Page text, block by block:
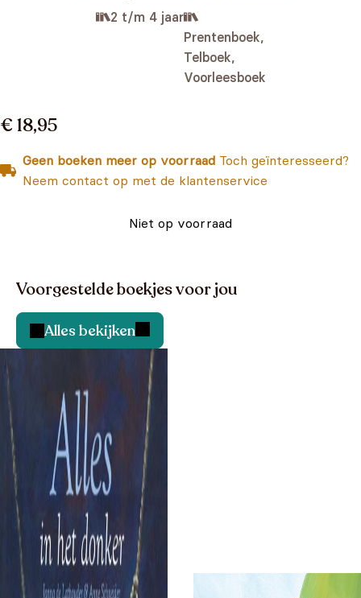
2 t/m 4 jaar
Prentenboek,
Telboek,
Voorleesboek
€ 18,95
Geen boeken meer op voorraad Toch geïnteresseerd?
Neem contact op met de klantenservice
Niet op voorraad
Voorgestelde boekjes voor jou
Alles bekijken